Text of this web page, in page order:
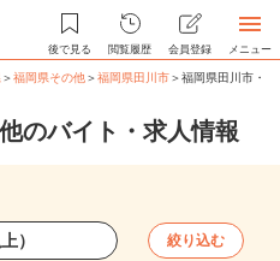
後で見る 閲覧履歴 会員登録 メニュー
＞福岡県その他＞福岡県田川市＞福岡県田川市・
のバイト・求人情報
絞り込む